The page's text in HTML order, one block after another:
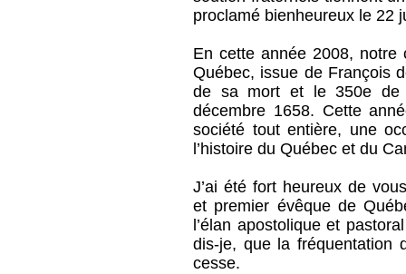
proclamé bienheureux le 22
En cette année 2008, notre
Québec, issue de François
de sa mort et le 350e de
décembre 1658. Cette
société tout entière, une
l’histoire du Québec et du
J’ai été fort heureux de
et premier évêque de
l’élan apostolique et
dis-je, que la fréquentation
cesse.